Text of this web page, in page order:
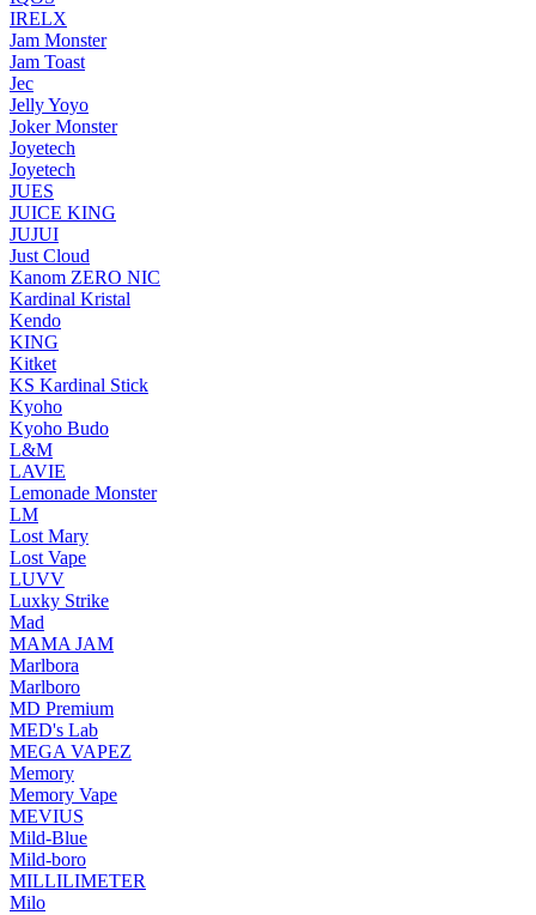
IRELX
Jam Monster
Jam Toast
Jec
Jelly Yoyo
Joker Monster
Joyetech
Joyetech
JUES
JUICE KING
JUJUI
Just Cloud
Kanom ZERO NIC
Kardinal Kristal
Kendo
KING
Kitket
KS Kardinal Stick
Kyoho
Kyoho Budo
L&M
LAVIE
Lemonade Monster
LM
Lost Mary
Lost Vape
LUVV
Luxky Strike
Mad
MAMA JAM
Marlbora
Marlboro
MD Premium
MED's Lab
MEGA VAPEZ
Memory
Memory Vape
MEVIUS
Mild-Blue
Mild-boro
MILLILIMETER
Milo